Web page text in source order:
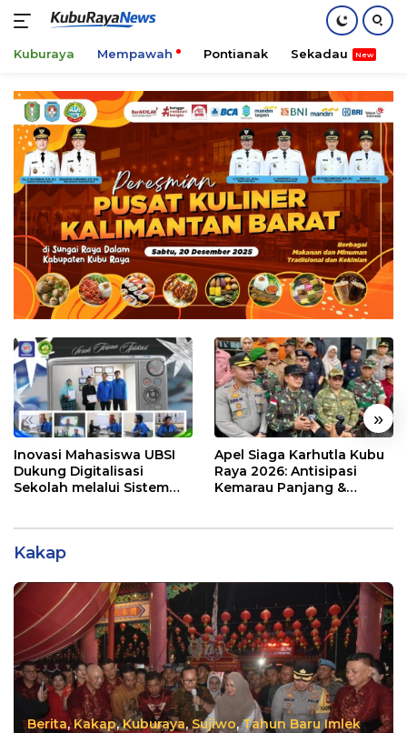
content
Kuburaya Mempawah Pontianak Sekadau
« »
Inovasi Mahasiswa UBSI
Dukung Digitalisasi
Sekolah melalui Sistem
Apel Siaga Karhutla Kubu
Raya 2026: Antisipasi
Kemarau Panjang &
Kakap
Berita,Kakap,Kuburaya,Sujiwo,Tahun Baru Imlek